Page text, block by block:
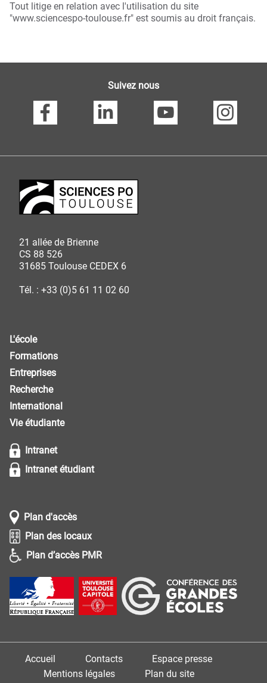
Tout litige en relation avec l'utilisation du site
"www.sciencespo-toulouse.fr" est soumis au droit français.
Suivez nous
21 allée de Brienne
CS 88 526
31685 Toulouse CEDEX 6
Tél. : +33 (0)5 61 11 02 60
L'école
Formations
Entreprises
Recherche
International
Vie étudiante
Intranet
Intranet étudiant
Plan d'accès
Plan des locaux
Plan d’accès PMR
Accueil Contacts
Espace presse
Mentions légales
Plan du site